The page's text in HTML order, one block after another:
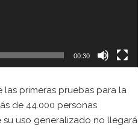
00:30
las primeras pruebas para la
de 44.000 personas
su uso generalizado no llegará